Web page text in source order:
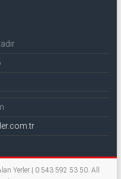
Yerler | 0 543 592 53 50. All